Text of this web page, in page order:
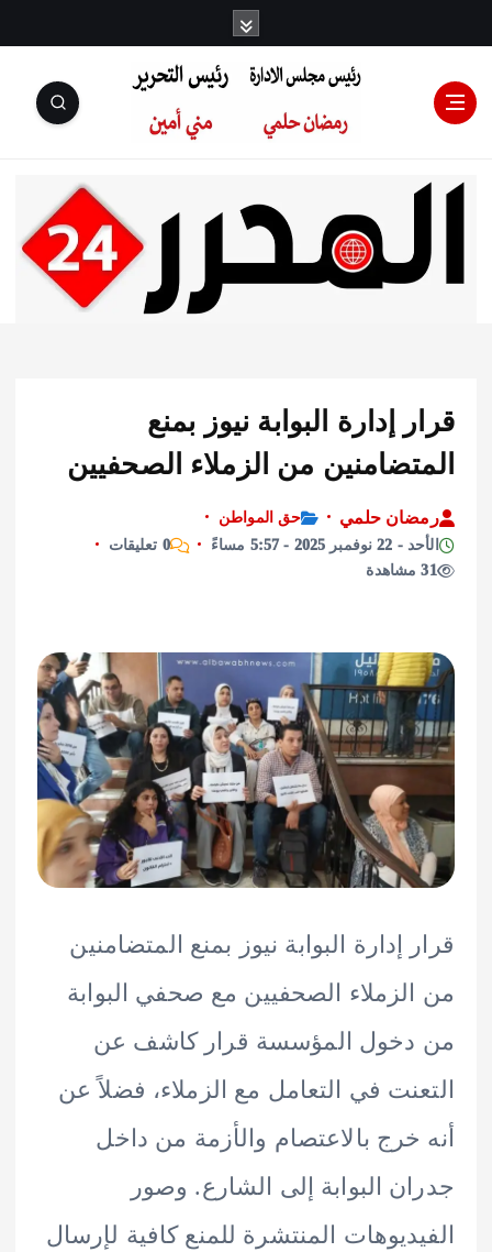
رئيس مجلس
الإدارة: رمضان
التحرير:مني أمين
إدارة البوابة نيوز بمنع
من الزملاء الصحفيين
حلمي
حق المواطن
0 تعليقات
إدارة البوابة نيوز بمنع المتضامنين
الصحفيين مع صحفي البوابة
المؤسسة قرار كاشف عن
في التعامل مع الزملاء، فضلاً عن
بالاعتصام والأزمة من داخل
البوابة إلى الشارع. وصور
المنتشرة للمنع كافية لإرسال